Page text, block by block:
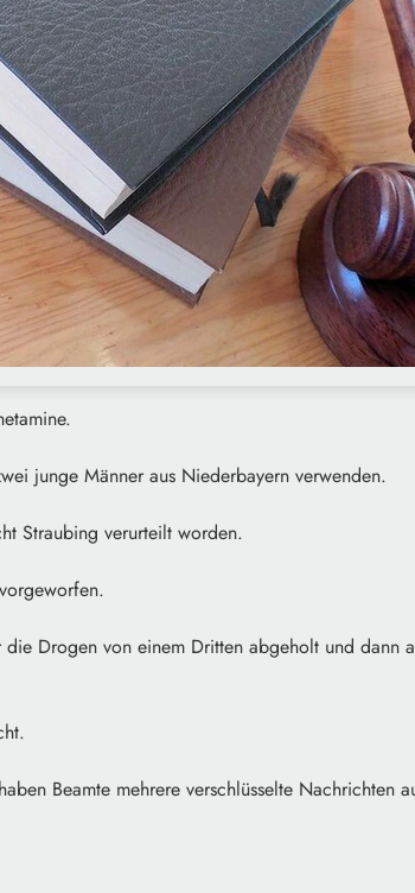
junge Männer aus Niederbayern verwenden.
Straubing verurteilt worden.
Drogen von einem Dritten abgeholt und dann
Beamte mehrere verschlüsselte Nachrichten